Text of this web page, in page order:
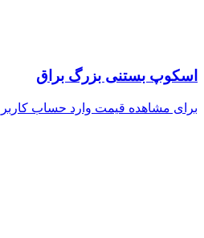
اسکوپ بستنی بزرگ براق
برای مشاهده قیمت وارد حساب